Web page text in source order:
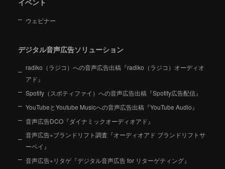
ウェビナー
デジタル音声広告ソリューション
radiko（ラジコ）への音声広告出稿『radiko（ラジコ）オーディオ
アド』
Spotify（スポティファイ）への音声広告出稿『Spotify広告配信』
YouTubeとYoutube Musicへの音声広告出稿『YouTube Audio』
音声広告DCO『ダイナミックオーディオアド』
音声広告×ブランドリフト調査『オーディオアド ブランドリフトサ
ーベイ』
音声広告×リタゲ『デジタル音声広告 for リターゲティング』